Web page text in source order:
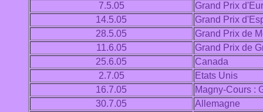
7.5.05
Grand Prix
14.5.05
Grand Prix
28.5.05
Grand Prix de
11.6.05
Grand Prix de
25.6.05
Canada
2.7.05
Etats Unis
16.7.05
Magny-Cours :
30.7.05
Allemagne